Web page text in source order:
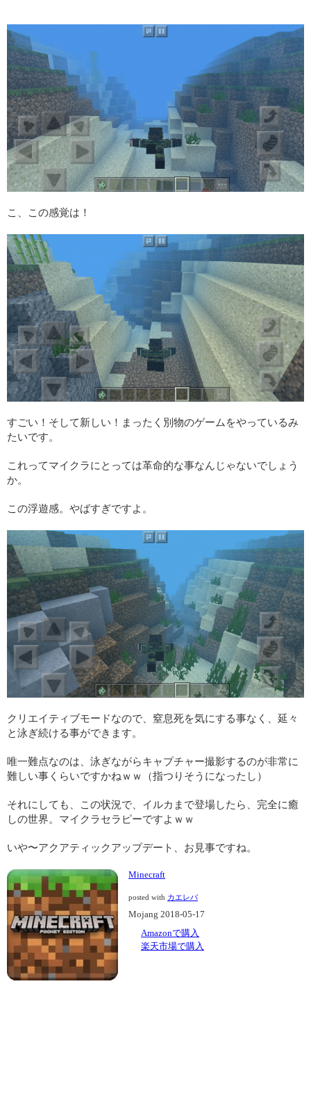
こ、この感覚は！
すごい！そして新しい！まったく別物のゲームをやっているみ
たいです。
これってマイクラにとっては革命的な事なんじゃないでしょう
か。
この浮遊感。やばすぎですよ。
クリエイティブモードなので、窒息死を気にする事なく、延々
と泳ぎ続ける事ができます。
唯一難点なのは、泳ぎながらキャプチャー撮影するのが非常に
難しい事くらいですかねｗｗ（指つりそうになったし）
それにしても、この状況で、イルカまで登場したら、完全に癒
しの世界。マイクラセラピーですよｗｗ
いや〜アクアティックアップデート、お見事ですね。
Minecraft
posted with カエレバ
Mojang 2018-05-17
Amazonで購入
楽天市場で購入